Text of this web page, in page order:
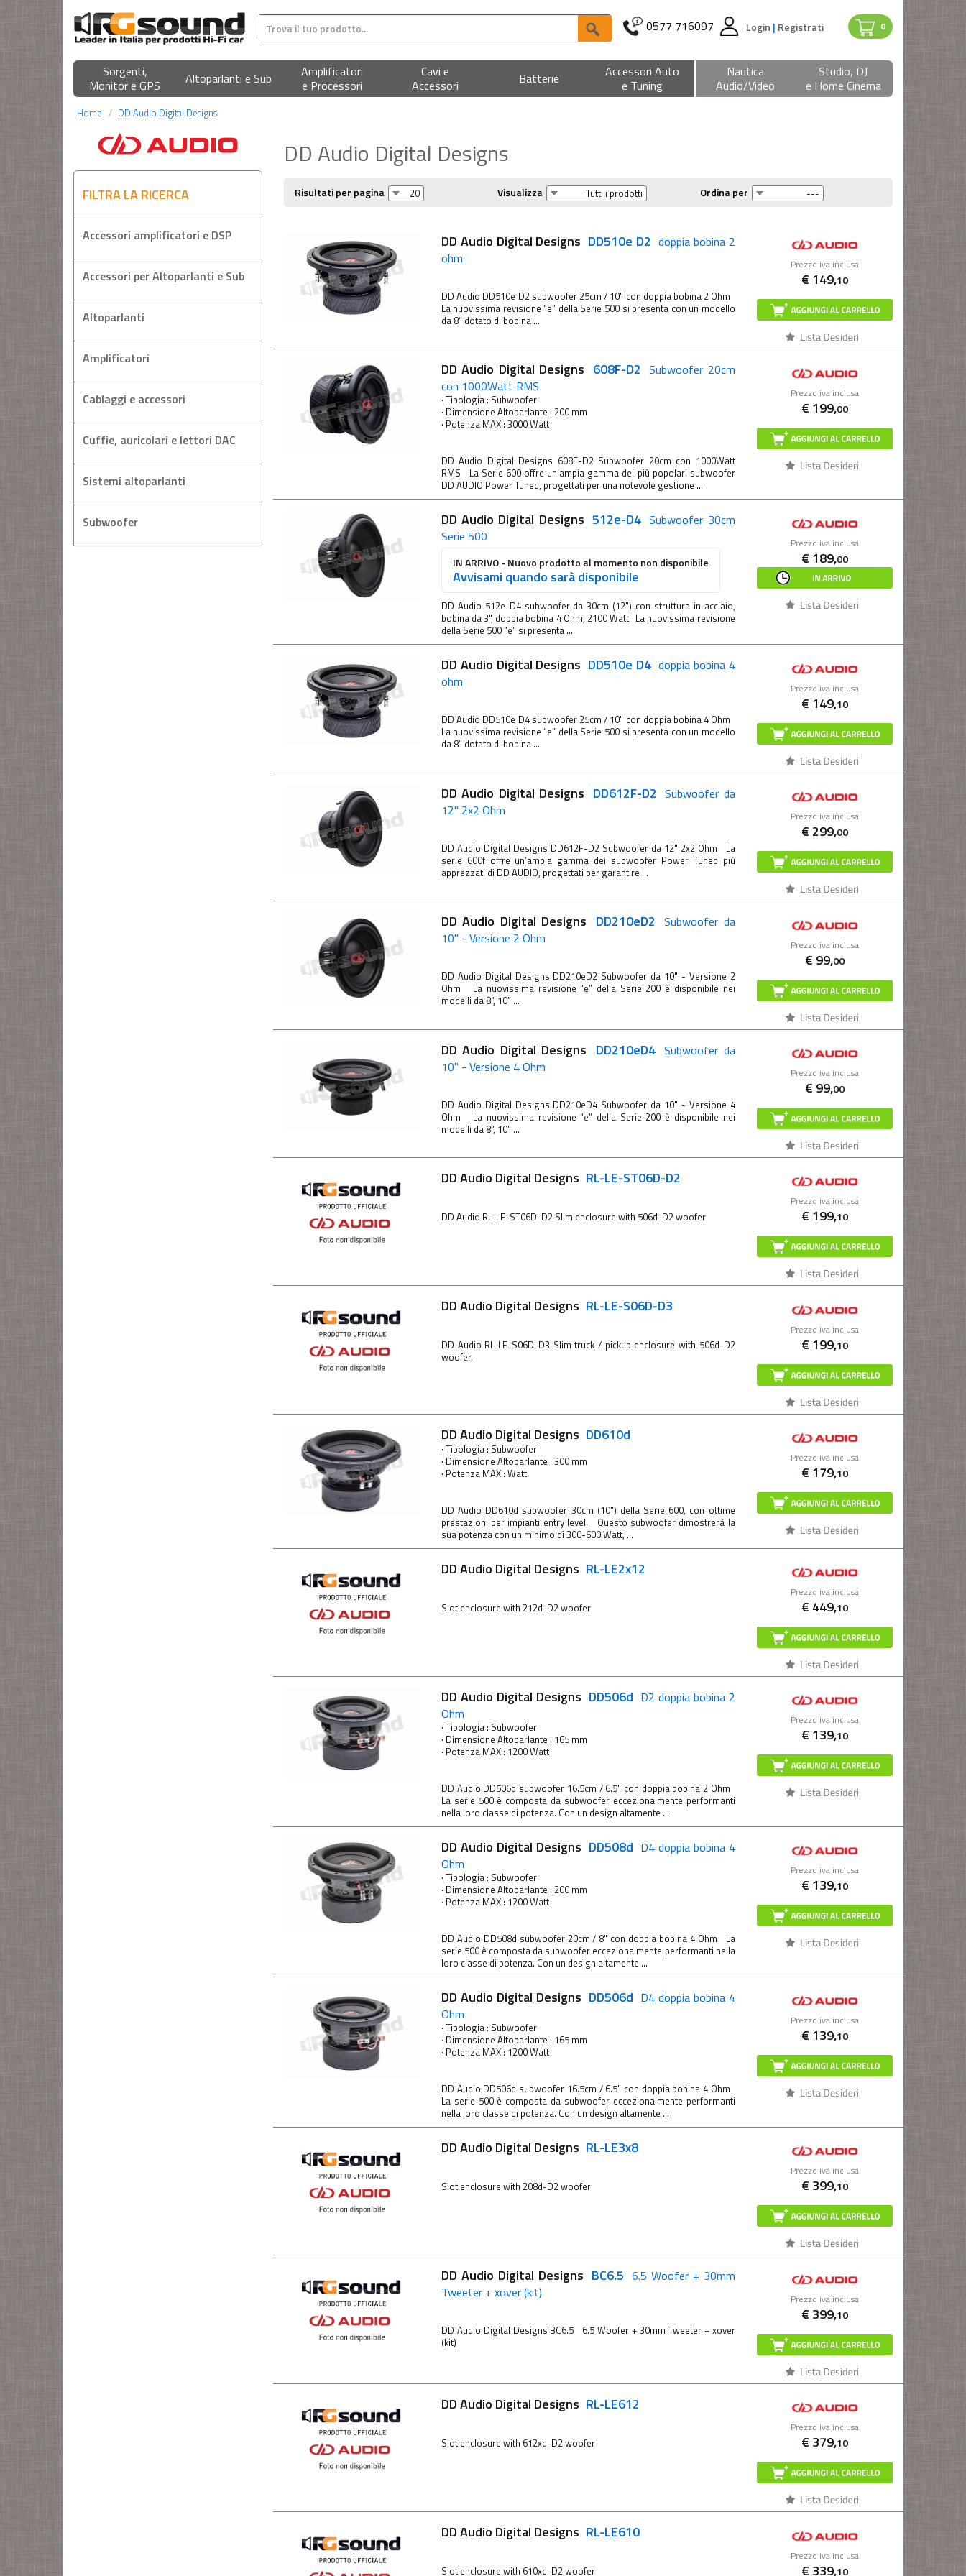
0
0577 716097 Login | Registrati
Sorgenti,
Monitor e GPS
Altoparlanti e Sub
Amplificatori
e Processori
Cavi e
Accessori
Batterie
Accessori Auto
e Tuning
Nautica
Audio/Video
Studio, DJ
e Home Cinema
Home DD Audio Digital Designs
FILTRA LA RICERCA
Accessori amplificatori e DSP
Accessori per Altoparlanti e Sub
Altoparlanti
Amplificatori
Cablaggi e accessori
Cuffie, auricolari e lettori DAC
Sistemi altoparlanti
Subwoofer
DD Audio Digital Designs
Risultati per pagina Visualizza Ordina per
Prezzo iva inclusa
€ 149,10
DD Audio Digital Designs DD510e D2 doppia bobina 2
ohm
DD Audio DD510e D2 subwoofer 25cm / 10" con doppia bobina 2 Ohm
La nuovissima revisione “e” della Serie 500 si presenta con un modello
da 8“ dotato di bobina ...
Prezzo iva inclusa
€ 199,00
DD Audio Digital Designs 608F-D2 Subwoofer 20cm
con 1000Watt RMS
· Tipologia : Subwoofer
· Dimensione Altoparlante : 200 mm
· Potenza MAX : 3000 Watt
DD Audio Digital Designs 608F-D2 Subwoofer 20cm con 1000Watt
RMS La Serie 600 offre un'ampia gamma dei più popolari subwoofer
DD AUDIO Power Tuned, progettati per una notevole gestione ...
Prezzo iva inclusa
€ 189,00
DD Audio Digital Designs 512e-D4 Subwoofer 30cm
Serie 500
IN ARRIVO - Nuovo prodotto al momento non disponibile
Avvisami quando sarà disponibile
DD Audio 512e-D4 subwoofer da 30cm (12") con struttura in acciaio,
bobina da 3", doppia bobina 4 Ohm, 2100 Watt La nuovissima revisione
della Serie 500 “e” si presenta ...
Prezzo iva inclusa
€ 149,10
DD Audio Digital Designs DD510e D4 doppia bobina 4
ohm
DD Audio DD510e D4 subwoofer 25cm / 10" con doppia bobina 4 Ohm
La nuovissima revisione “e” della Serie 500 si presenta con un modello
da 8“ dotato di bobina ...
Prezzo iva inclusa
€ 299,00
DD Audio Digital Designs DD612F-D2 Subwoofer da
12" 2x2 Ohm
DD Audio Digital Designs DD612F-D2 Subwoofer da 12" 2x2 Ohm La
serie 600f offre un’ampia gamma dei subwoofer Power Tuned più
apprezzati di DD AUDIO, progettati per garantire ...
Prezzo iva inclusa
€ 99,00
DD Audio Digital Designs DD210eD2 Subwoofer da
10" - Versione 2 Ohm
DD Audio Digital Designs DD210eD2 Subwoofer da 10" - Versione 2
Ohm La nuovissima revisione “e” della Serie 200 è disponibile nei
modelli da 8“, 10” ...
Prezzo iva inclusa
€ 99,00
DD Audio Digital Designs DD210eD4 Subwoofer da
10" - Versione 4 Ohm
DD Audio Digital Designs DD210eD4 Subwoofer da 10" - Versione 4
Ohm La nuovissima revisione “e” della Serie 200 è disponibile nei
modelli da 8“, 10” ...
Prezzo iva inclusa
€ 199,10
DD Audio Digital Designs RL-LE-ST06D-D2
DD Audio RL-LE-ST06D-D2 Slim enclosure with 506d-D2 woofer
Prezzo iva inclusa
€ 199,10
DD Audio Digital Designs RL-LE-S06D-D3
DD Audio RL-LE-S06D-D3 Slim truck / pickup enclosure with 506d-D2
woofer.
Prezzo iva inclusa
€ 179,10
DD Audio Digital Designs DD610d
· Tipologia : Subwoofer
· Dimensione Altoparlante : 300 mm
· Potenza MAX : Watt
DD Audio DD610d subwoofer 30cm (10") della Serie 600, con ottime
prestazioni per impianti entry level. Questo subwoofer dimostrerà la
sua potenza con un minimo di 300-600 Watt, ...
Prezzo iva inclusa
€ 449,10
DD Audio Digital Designs RL-LE2x12
Slot enclosure with 212d-D2 woofer
Prezzo iva inclusa
€ 139,10
DD Audio Digital Designs DD506d D2 doppia bobina 2
Ohm
· Tipologia : Subwoofer
· Dimensione Altoparlante : 165 mm
· Potenza MAX : 1200 Watt
DD Audio DD506d subwoofer 16.5cm / 6.5" con doppia bobina 2 Ohm
La serie 500 è composta da subwoofer eccezionalmente performanti
nella loro classe di potenza. Con un design altamente ...
Prezzo iva inclusa
€ 139,10
DD Audio Digital Designs DD508d D4 doppia bobina 4
Ohm
· Tipologia : Subwoofer
· Dimensione Altoparlante : 200 mm
· Potenza MAX : 1200 Watt
DD Audio DD508d subwoofer 20cm / 8" con doppia bobina 4 Ohm La
serie 500 è composta da subwoofer eccezionalmente performanti nella
loro classe di potenza. Con un design altamente ...
Prezzo iva inclusa
€ 139,10
DD Audio Digital Designs DD506d D4 doppia bobina 4
Ohm
· Tipologia : Subwoofer
· Dimensione Altoparlante : 165 mm
· Potenza MAX : 1200 Watt
DD Audio DD506d subwoofer 16.5cm / 6.5" con doppia bobina 4 Ohm
La serie 500 è composta da subwoofer eccezionalmente performanti
nella loro classe di potenza. Con un design altamente ...
Prezzo iva inclusa
€ 399,10
DD Audio Digital Designs RL-LE3x8
Slot enclosure with 208d-D2 woofer
Prezzo iva inclusa
€ 399,10
DD Audio Digital Designs BC6.5 6.5 Woofer + 30mm
Tweeter + xover (kit)
DD Audio Digital Designs BC6.5 6.5 Woofer + 30mm Tweeter + xover
(kit)
Prezzo iva inclusa
€ 379,10
DD Audio Digital Designs RL-LE612
Slot enclosure with 612xd-D2 woofer
Prezzo iva inclusa
€ 339,10
DD Audio Digital Designs RL-LE610
Slot enclosure with 610xd-D2 woofer